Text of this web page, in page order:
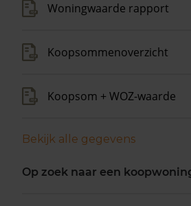
Woningwaarde rapport
Koopsommenoverzicht
Koopsom + WOZ-waarde
Bekijk alle gegevens
Op zoek naar een